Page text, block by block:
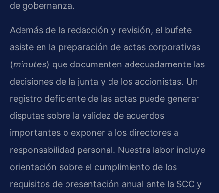
de gobernanza.
Además de la redacción y revisión, el bufete
asiste en la preparación de actas corporativas
(minutes) que documenten adecuadamente las
decisiones de la junta y de los accionistas. Un
registro deficiente de las actas puede generar
disputas sobre la validez de acuerdos
importantes o exponer a los directores a
responsabilidad personal. Nuestra labor incluye
orientación sobre el cumplimiento de los
requisitos de presentación anual ante la SCC y